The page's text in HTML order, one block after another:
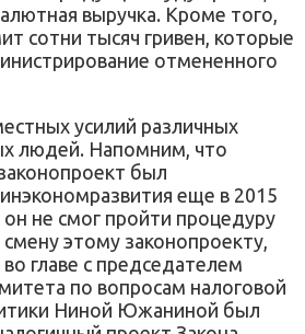
выручка. Кроме того,
сотни тысяч гривен, которые
отмененного
усилий различных
людей. Напомним, что
был
еще в 2015
не смог пройти процедуру
этому законопроекту,
главе с председателем
по вопросам налоговой
Ниной Южаниной был